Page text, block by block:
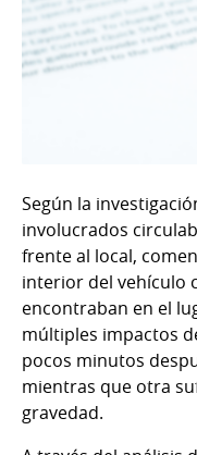
Según la
involucrados
frente al local,
interior del vehículo
encontraban en el
múltiples impactos
pocos minutos
mientras que otra
gravedad.